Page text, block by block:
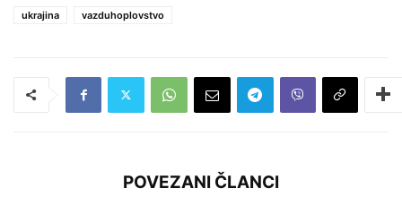
ukrajina vazduhoplovstvo
POVEZANI ČLANCI